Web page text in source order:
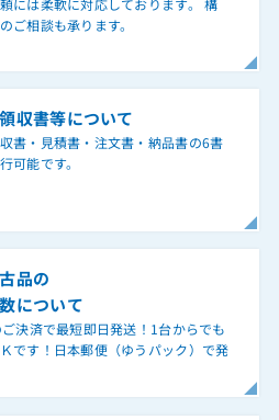
ご相談も承ります。
収書等について
書・見積書・注文書・納品書の6書
可能です。
品の
について
決済で最短即日発送！1台からでも
です！日本郵便（ゆうパック）で発